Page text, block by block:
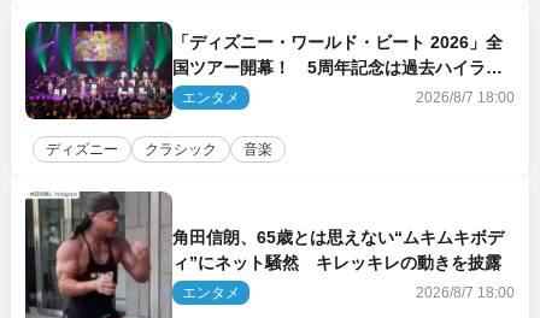
「ディズニー・ワールド・ビート 2026」全
国ツアー開幕！ 5周年記念は過去ハイライ
ト＆クルーズ旅を大満喫！【潜入レポート】
エンタメ 2026/8/7 18:00
ディズニー クラシック 音楽
角田信朗、65歳とは思えない“ムキムキボデ
ィ”にネット騒然 キレッキレの動きを披露
エンタメ 2026/8/7 18:00